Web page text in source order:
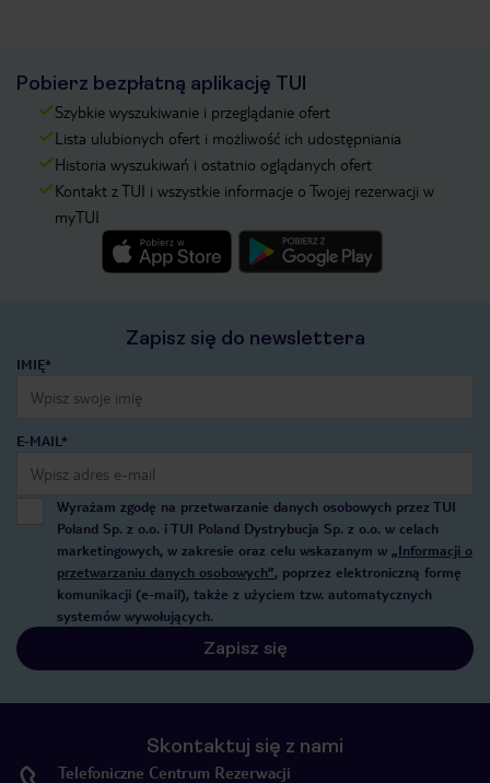
Pobierz bezpłatną aplikację TUI
Szybkie wyszukiwanie i przeglądanie ofert
Lista ulubionych ofert i możliwość ich udostępniania
Historia wyszukiwań i ostatnio oglądanych ofert
Kontakt z TUI i wszystkie informacje o Twojej rezerwacji w
myTUI
Zapisz się do newslettera
IMIĘ*
E-MAIL*
Wyrażam zgodę na przetwarzanie danych osobowych przez TUI
Poland Sp. z o.o. i TUI Poland Dystrybucja Sp. z o.o. w celach
marketingowych, w zakresie oraz celu wskazanym w „Informacji o
przetwarzaniu danych osobowych”, poprzez elektroniczną formę
komunikacji (e-mail), także z użyciem tzw. automatycznych
systemów wywołujących.
Zapisz się
Skontaktuj się z nami
Telefoniczne Centrum Rezerwacji